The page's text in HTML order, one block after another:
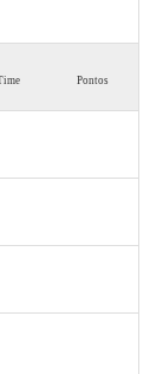
Pontos